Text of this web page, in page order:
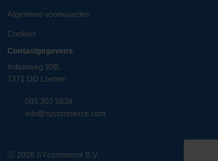
Algemene voorwaarden
Cookies
Contactgegevens
Imbosweg 30B,
7371 DD Loenen
085 303 5838
info@sycommerce.com
ⓒ 2026 SYcommerce B.V.